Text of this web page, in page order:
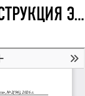
ЦИФРОВАЯ РЕКОНСТРУКЦИЯ ЭТНИЧЕСКОЙ ИДЕНТИЧНОСТИ: ДИСКУРСИВНЫЕ ПРАКТИКИ В THREADS